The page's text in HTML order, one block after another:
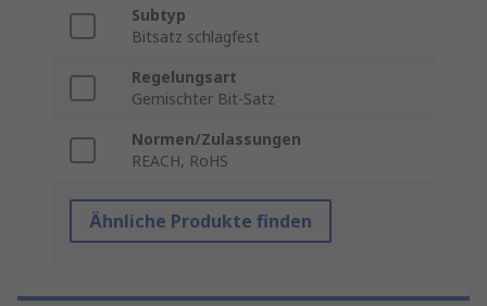
Subtyp
Bitsatz schlagfest
Regelungsart
Gemischter Bit-Satz
Normen/Zulassungen
REACH, RoHS
Ähnliche Produkte finden